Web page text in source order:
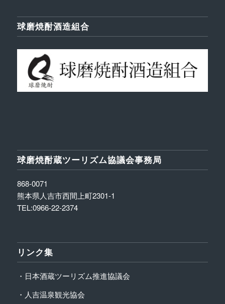
球磨焼酎酒造組合
球磨焼酎蔵ツーリズム協議会事務局
868-0071
熊本県人吉市西間上町2301-1
TEL:0966-22-2374
リンク集
・日本酒蔵ツーリズム推進協議会
・人吉温泉観光協会